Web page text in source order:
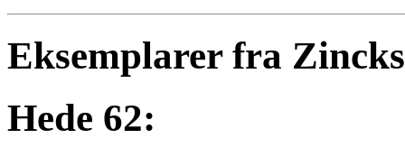
Eksemplarer fra
Hede 62: